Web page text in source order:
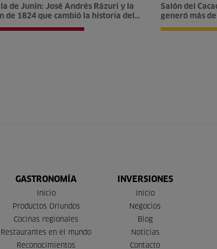
de Junín: José Andrés Rázuri y la
de 1824 que cambió la historia del
Salón del
generó más
GASTRONOMÍA
Inicio
Productos Oriundos
Cocinas regionales
Restaurantes en el mundo
Reconocimientos
INVERSIONES
Inicio
Negocios
Blog
Noticias
Contacto